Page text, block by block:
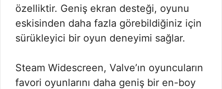
özelliktir. Geniş ekran desteği, oyunu
eskisinden daha fazla görebildiğiniz için
sürükleyici bir oyun deneyimi sağlar.
Steam Widescreen, Valve’ın oyuncuların
favori oyunlarını daha geniş bir en-boy